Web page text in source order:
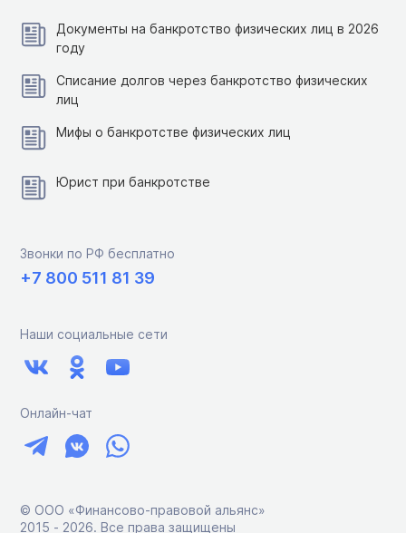
Документы на банкротство физических лиц в 2026
году
Списание долгов через банкротство физических
лиц
Мифы о банкротстве физических лиц
Юрист при банкротстве
Звонки по РФ бесплатно
+7 800 511 81 39
Наши социальные сети
Онлайн-чат
© ООО «Финансово-правовой альянс»
2015 ‑ 2026. Все права защищены